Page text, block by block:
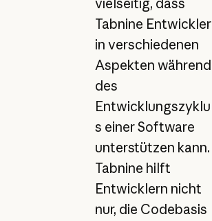
vielseitig, dass
Tabnine Entwickler
in verschiedenen
Aspekten während
des
Entwicklungszyklu
s einer Software
unterstützen kann.
Tabnine hilft
Entwicklern nicht
nur, die Codebasis